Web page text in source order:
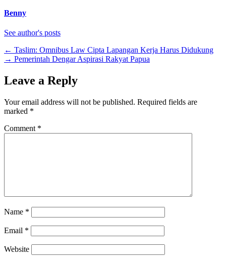
Benny
See author's posts
← Taslim: Omnibus Law Cipta Lapangan Kerja Harus Didukung
→ Pemerintah Dengar Aspirasi Rakyat Papua
Leave a Reply
Your email address will not be published. Required fields are
marked *
Comment *
Name *
Email *
Website